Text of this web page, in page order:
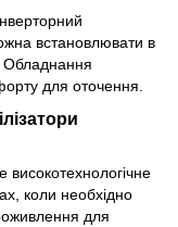
встановлювати в
Обладнання
для оточення.
високотехнологічне
коли необхідно
для